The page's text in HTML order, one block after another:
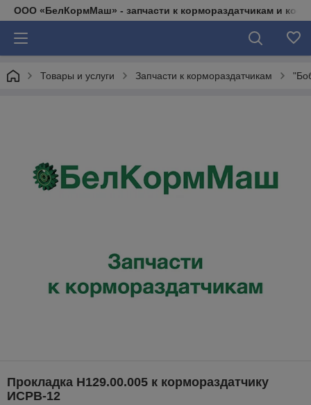
ООО «БелКормМаш» - запчасти к кормораздатчикам и
Товары и услуги Запчасти к кормораздатчикам
Прокладка Н129.00.005 к кормораздатчику
ИСРВ-12